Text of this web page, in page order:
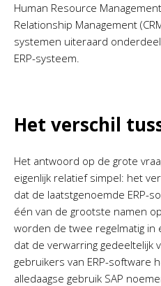
Human Resource
Relationship Management
systemen uiteraard
ERP-systeem.
Het verschil
Het antwoord op de grote
eigenlijk relatief simpel: het
dat de laatstgenoemde ERP-
één van de grootste namen
worden de twee regelmatig in
dat de verwarring gedeeltelijk
gebruikers van ERP-software
alledaagse gebruik SAP